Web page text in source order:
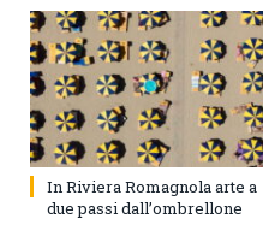
In Riviera Romagnola arte a
due passi dall’ombrellone